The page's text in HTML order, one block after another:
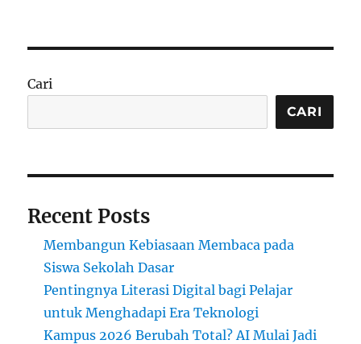
di
Belajar
Mikro
Remaja
Cari
CARI
Recent Posts
Membangun Kebiasaan Membaca pada
Siswa Sekolah Dasar
Pentingnya Literasi Digital bagi Pelajar
untuk Menghadapi Era Teknologi
Kampus 2026 Berubah Total? AI Mulai Jadi